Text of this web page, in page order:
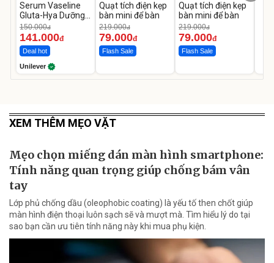
Serum Vaseline
Gluta-Hya Dưỡng
Da Sáng Mịn Sau 7
Ngày
150.000đ
141.000đ
Deal hot
Unilever
Quạt tích điện kẹp
bàn mini để bàn
219.000đ
79.000đ
Flash Sale
Quạt tích điện kẹp
bàn mini để bàn
219.000đ
79.000đ
Flash Sale
XEM THÊM MẸO VẶT
Mẹo chọn miếng dán màn hình smartphone:
Tính năng quan trọng giúp chống bám vân
tay
Lớp phủ chống dầu (oleophobic coating) là yếu tố then chốt giúp
màn hình điện thoại luôn sạch sẽ và mượt mà. Tìm hiểu lý do tại
sao bạn cần ưu tiên tính năng này khi mua phụ kiện.